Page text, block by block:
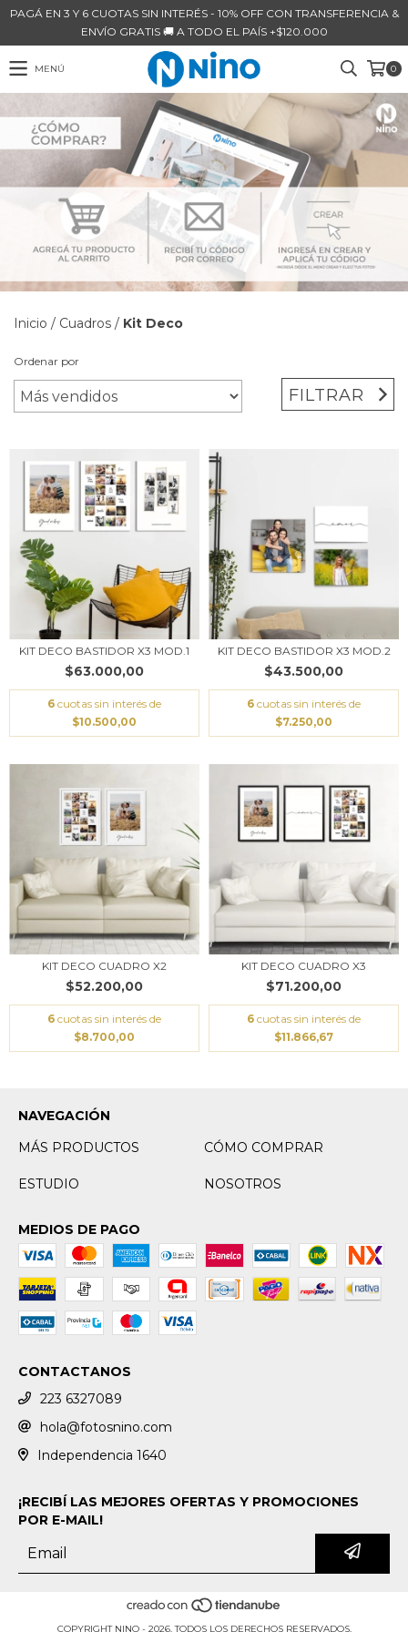
PAGÁ EN 3 Y 6 CUOTAS SIN INTERÉS - 10% OFF CON TRANSFERENCIA &
ENVÍO GRATIS 🚚 A TODO EL PAÍS +$120.000
MENÚ 0
Inicio / Cuadros / Kit Deco
Ordenar por
FILTRAR
KIT DECO BASTIDOR X3 MOD.1
$63.000,00
6 cuotas sin interés de
$10.500,00
KIT DECO BASTIDOR X3 MOD.2
$43.500,00
6 cuotas sin interés de
$7.250,00
KIT DECO CUADRO X2
$52.200,00
6 cuotas sin interés de
$8.700,00
KIT DECO CUADRO X3
$71.200,00
6 cuotas sin interés de
$11.866,67
NAVEGACIÓN
MÁS PRODUCTOS
CÓMO COMPRAR
ESTUDIO NOSOTROS
MEDIOS DE PAGO
CONTACTANOS
223 6327089
hola@fotosnino.com
Independencia 1640
¡RECIBÍ LAS MEJORES OFERTAS Y PROMOCIONES
POR E-MAIL!
COPYRIGHT NINO - 2026. TODOS LOS DERECHOS RESERVADOS.